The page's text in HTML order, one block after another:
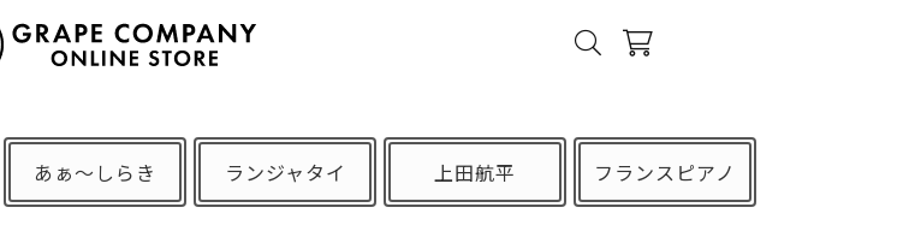
あぁ〜しらき ランジャタイ 上田航平 フランスピアノ